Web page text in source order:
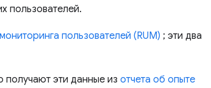
пользователей.
пользователей (RUM) ; эти два
получают эти данные из отчета об опыте